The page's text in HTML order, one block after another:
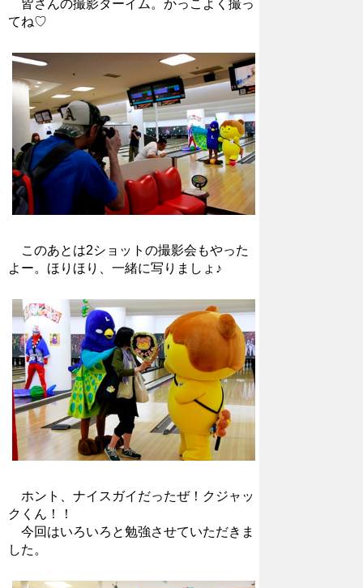
皆さんの撮影ターイム。かっこよく撮っ
てね♡
このあとは2ショットの撮影会もやった
よー。ほりほり、一緒に写りましょ♪
ホント、ナイスガイだったぜ！クジャッ
クくん！！
今回はいろいろと勉強させていただきま
した。